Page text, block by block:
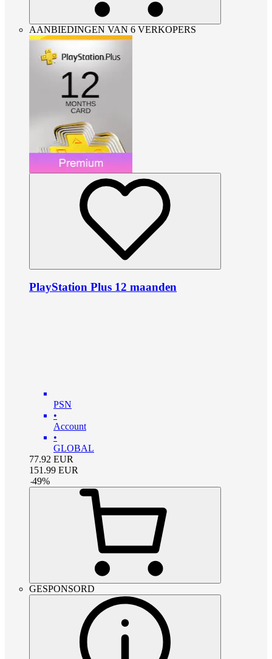
AANBIEDINGEN VAN 6 VERKOPERS
PlayStation Plus 12 maanden
PSN
•
Account
•
GLOBAL
77.92 EUR
151.99 EUR
-49%
GESPONSORD